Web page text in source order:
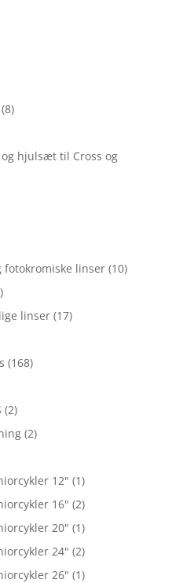
(8)
hjulsæt til Cross og
fotokromiske linser (10)
linser (17)
(168)
(2)
(2)
12" (1)
16" (2)
20" (1)
24" (2)
26" (1)